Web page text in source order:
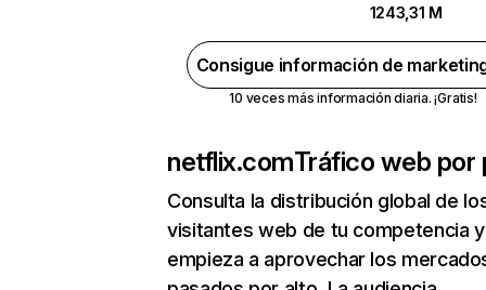
1243,31 M
Consigue información de
10 veces más información diaria. ¡Gratis!
netflix.comTráfico web por
Consulta la distribución global de
visitantes web de tu competencia y
empieza a aprovechar los